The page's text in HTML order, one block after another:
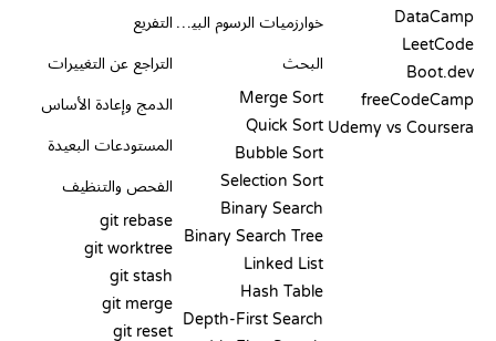
DataCamp
LeetCode
Boot.dev
freeCodeCamp
Udemy vs Coursera
خوارزميات الرسوم البيانية
البحث
Merge Sort
Quick Sort
Bubble Sort
Selection Sort
Binary Search
Binary Search Tree
Linked List
Hash Table
Depth-First Search
التفريع
التراجع عن التغييرات
الدمج وإعادة الأساس
المستودعات البعيدة
الفحص والتنظيف
git rebase
git worktree
git stash
git merge
git reset